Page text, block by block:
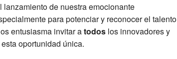
de nuestra emocionante
para potenciar y reconocer el talento
entusiasma invitar atodos los innovadores y
oportunidad única.